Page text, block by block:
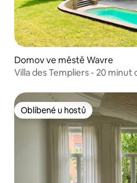
Domov ve městě Wavre
Villa des Templiers - 20 minut
Oblíbené u hostů
Oblíbené u hostů